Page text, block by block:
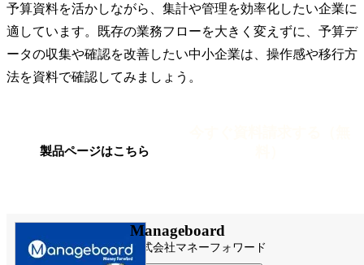
予算資料を活かしながら、集計や管理を効率化したい企業に
適しています。既存の業務フローを大きく変えずに、予算デ
ータの収集や確認を改善したい中小企業は、操作感や移行方
法を資料で確認してみましょう。
製品ページはこちら
Manageboard
株式会社マネーフォワード